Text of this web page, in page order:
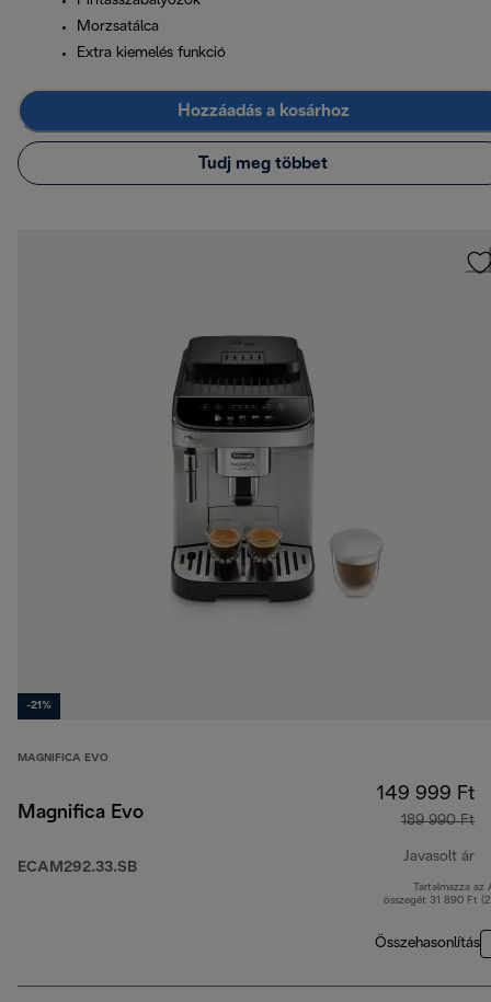
Morzsatálca
Extra kiemelés funkció
Hozzáadás a kosárhoz
Tudj meg többet
-21%
MAGNIFICA EVO
Magnifica Evo
ECAM292.33.SB
149 999 Ft
189 990 Ft
Javasolt ár
Tartalmazza az
összegét 31 890 Ft
Összehasonlítás